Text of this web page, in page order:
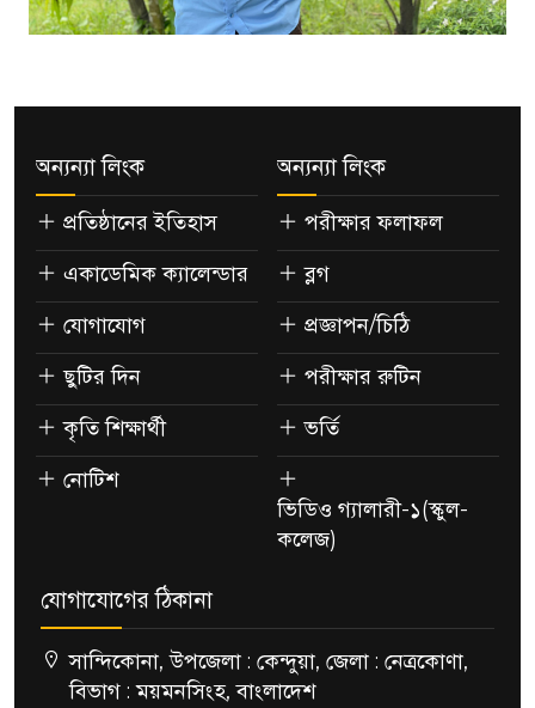
অন্যন্যা লিংক
প্রতিষ্ঠানের ইতিহাস
একাডেমিক ক্যালেন্ডার
যোগাযোগ
ছুটির দিন
কৃতি শিক্ষার্থী
নোটিশ
অন্যন্যা লিংক
পরীক্ষার ফলাফল
ব্লগ
প্রজ্ঞাপন/চিঠি
পরীক্ষার রুটিন
ভর্তি
ভিডিও গ্যালারী-১(স্কুল-
কলেজ)
যোগাযোগের ঠিকানা
সান্দিকোনা, উপজেলা : কেন্দুয়া, জেলা : নেত্রকোণা,
বিভাগ : ময়মনসিংহ, বাংলাদেশ